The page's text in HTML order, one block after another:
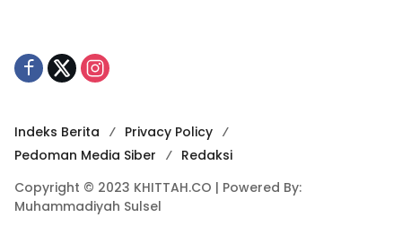
Indeks Berita
Privacy Policy
Pedoman Media Siber
Redaksi
Copyright © 2023 KHITTAH.CO | Powered By:
Muhammadiyah Sulsel